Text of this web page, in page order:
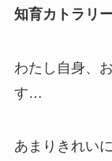
知育カトラリー
わたし自身、
す…
あまりきれい